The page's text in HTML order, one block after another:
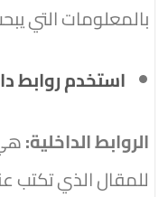
بالمعلومات التي
استخدم روابط
الروابط الداخلية:
للمقال الذي تكتب